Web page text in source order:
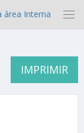
área Interna
IMPRIMIR